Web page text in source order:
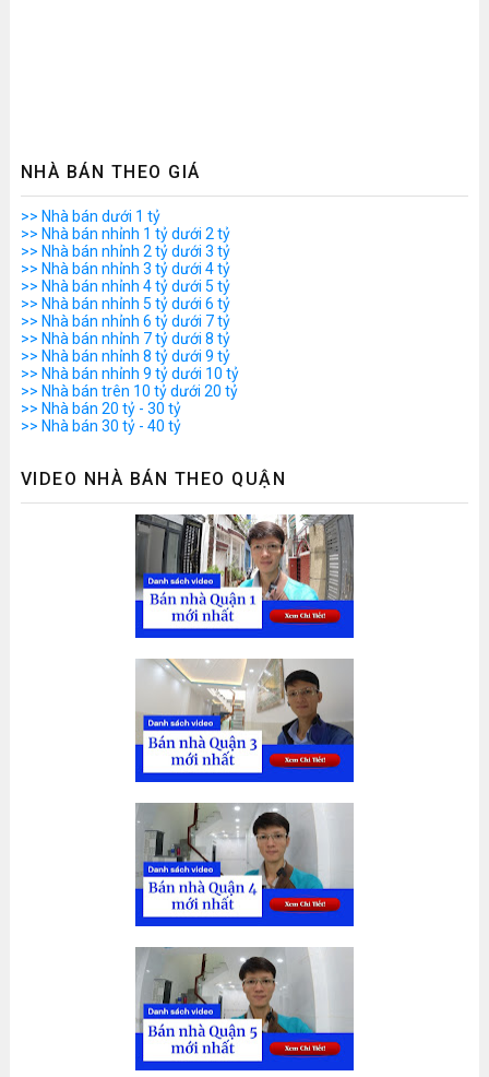
NHÀ BÁN THEO GIÁ
>> Nhà bán dưới 1 tỷ
>> Nhà bán nhỉnh 1 tỷ dưới 2 tỷ
>> Nhà bán nhỉnh 2 tỷ dưới 3 tỷ
>> Nhà bán nhỉnh 3 tỷ dưới 4 tỷ
>> Nhà bán nhỉnh 4 tỷ dưới 5 tỷ
>> Nhà bán nhỉnh 5 tỷ dưới 6 tỷ
>> Nhà bán nhỉnh 6 tỷ dưới 7 tỷ
>> Nhà bán nhỉnh 7 tỷ dưới 8 tỷ
>> Nhà bán nhỉnh 8 tỷ dưới 9 tỷ
>> Nhà bán nhỉnh 9 tỷ dưới 10 tỷ
>> Nhà bán trên 10 tỷ dưới 20 tỷ
>> Nhà bán 20 tỷ - 30 tỷ
>> Nhà bán 30 tỷ - 40 tỷ
VIDEO NHÀ BÁN THEO QUẬN